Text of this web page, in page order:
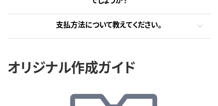
支払方法について教えてください。
オリジナル作成ガイド